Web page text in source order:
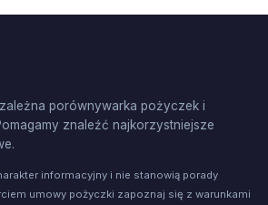
porównywarka pożyczek i
znaleźć najkorzystniejsze
informacyjny i nie stanowią porady
umowy pożyczki zapoznaj się z warunkami